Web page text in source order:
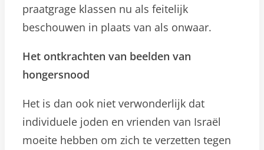
praatgrage klassen nu als feitelijk
beschouwen in plaats van als onwaar.
Het ontkrachten van beelden van
hongersnood
Het is dan ook niet verwonderlijk dat
individuele joden en vrienden van Israël
moeite hebben om zich te verzetten tegen